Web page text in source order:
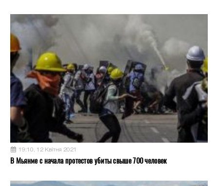
19:10, 12 Квітня 2021
В Мьянме с начала протестов убиты свыше 700 человек